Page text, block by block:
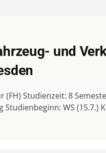
und
WS (15.7.) Kontakt: Hochschule